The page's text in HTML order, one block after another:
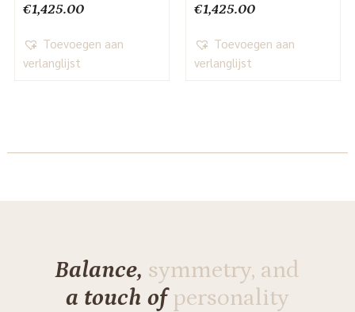
€1,425.00
Toevoegen aan
verlanglijst
€1,425.00
Toevoegen aan
verlanglijst
Balance, symmetry, and
a touch ofpersonality